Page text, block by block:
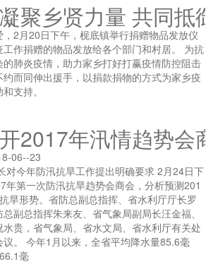
聚乡贤力量 共同抵
2月20日下午，枧底镇举行捐赠物品发放仪
作捐赠的物品发放给各个部门和村居。 为抗
肺炎疫情，助力家乡打好打赢疫情防控阻击
而同伸出援手，以捐款捐物的方式为家乡疫
支持。
2017年汛情趋势会
06--23
对今年防汛抗旱工作提出明确要求 2月24日下
年第一次防汛抗旱趋势会商会，分析预测201
旱形势。省防总副总指挥、省水利厅厅长罗
副总指挥朱来友、省气象局副局长汪金福、
贵，省气象局、省水文局、省水利厅有关处
。 今年1月以来，全省平均降水量85.6毫
毫